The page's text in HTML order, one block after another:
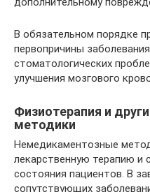
В обязательном порядке
первопричины
стоматологических
улучшения мозгового
Физиотерапия и
методики
Немедикаментозные
лекарственную терапию и
состояния пациентов. В
сопутствующих